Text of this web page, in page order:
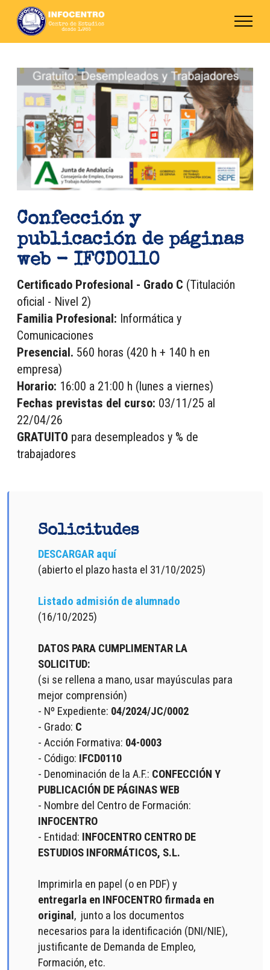
Confección y
publicación de páginas
web - IFCD0110
Certificado Profesional - Grado C (Titulación
oficial - Nivel 2)
Familia Profesional: Informática y
Comunicaciones
Presencial. 560 horas (420 h + 140 h en
empresa)
Horario: 16:00 a 21:00 h (lunes a viernes)
Fechas previstas del curso: 03/11/25 al
22/04/26
GRATUITO para desempleados y % de
trabajadores
Solicitudes
DESCARGAR aquí
(abierto el plazo hasta el 31/10/2025)
Listado admisión de alumnado
(16/10/2025)
DATOS PARA CUMPLIMENTAR LA
SOLICITUD:
(si se rellena a mano, usar mayúsculas para
mejor comprensión)
- Nº Expediente: 04/2024/JC/0002
- Grado: C
- Acción Formativa: 04-0003
- Código: IFCD0110
- Denominación de la A.F.: CONFECCIÓN Y
PUBLICACIÓN DE PÁGINAS WEB
- Nombre del Centro de Formación:
INFOCENTRO
- Entidad: INFOCENTRO CENTRO DE
ESTUDIOS INFORMÁTICOS, S.L.
Imprimirla en papel (o en PDF) y
entregarla en INFOCENTRO firmada en
original, junto a los documentos
necesarios para la identificación (DNI/NIE),
justificante de Demanda de Empleo,
Formación, etc.